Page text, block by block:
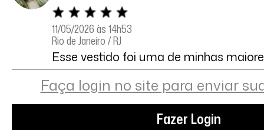
11/05/2026 às 14h53
Rio de Janeiro / RJ
Esse vestido foi uma de minhas
recente. Tô gag até agora com o
vestido! O famoso termo "sexy sem
tamanho "P" para medidas de 90cm
cintura, 103cm de quadril e 1,63m de
ficou excelente. Vale cada centavo!
Faça login no site para enviar
Fazer Login